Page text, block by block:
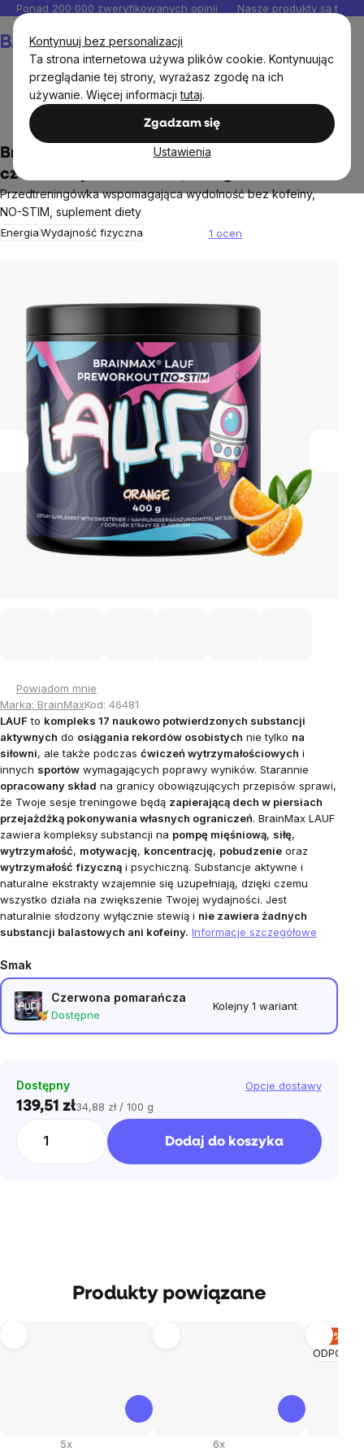
Kontynuuj bez personalizacji
Ta strona internetowa używa plików cookie. Kontynuując
przeglądanie tej strony, wyrażasz zgodę na ich
używanie. Więcej informacjitutaj.
Zgadzam się
Ustawienia
Przejść
do
treści
Ponad 200 000 zweryfikowanych opinii Nasze produkty są
BrainMax LAUF® Preworkout, bez kofeiny,
czerwona pomarańcza, 400 g
Przedtreningówka wspomagająca wydolność bez kofeiny,
NO-STIM, suplement diety
EnergiaWydajność fizyczna
5,0
5
gwiazdek.
1 ocen
Powiadom mnie
Marka: BrainMaxKod: 46481
LAUF to kompleks 17 naukowo potwierdzonych substancji
aktywnych do osiągania rekordów osobistych nie tylko na
siłowni, ale także podczas ćwiczeń wytrzymałościowych i
innych sportów wymagających poprawy wyników. Starannie
opracowany skład na granicy obowiązujących przepisów sprawi,
że Twoje sesje treningowe będą zapierającą dech w piersiach
przejażdżką pokonywania własnych ograniczeń. BrainMax LAUF
zawiera kompleksy substancji na pompę mięśniową, siłę,
wytrzymałość, motywację, koncentrację, pobudzenie oraz
wytrzymałość fizyczną i psychiczną. Substancje aktywne i
naturalne ekstrakty wzajemnie się uzupełniają, dzięki czemu
wszystko działa na zwiększenie Twojej wydajności. Jest
naturalnie słodzony wyłącznie stewią i nie zawiera żadnych
substancji balastowych ani kofeiny. Informacje szczegółowe
Smak
Czerwona pomarańcza
Dostępne
Kolejny 1 wariant
Dostępny Opcje dostawy
139,51 złCena
jednostkowa:
34,88 zł / 100 g
Dodaj do koszyka
Produkty powiązane
5x 6x
–13 %